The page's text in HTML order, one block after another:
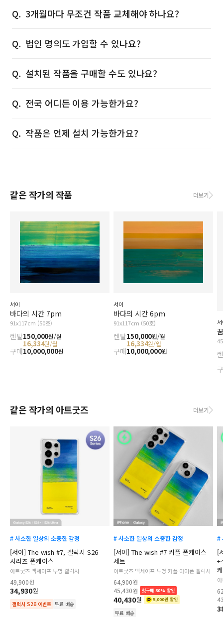
3개월마다 무조건 작품 교체해야 하나요?
법인 명의도 가입할 수 있나요?
설치된 작품을 구매할 수도 있나요?
전국 어디든 이용 가능한가요?
작품은 언제 설치 가능한가요?
같은 작가의 작품 더보기
서이
바다의 시간 7pm
91x117cm (50호)
렌탈150,000원/월
16,334원/월
구매10,000,000원
서이
바다의 시간 6pm
91x117cm (50호)
렌탈150,000원/월
16,334원/월
구매10,000,000원
같은 작가의 아트굿즈 더보기
# 사소한 일상의 소중한 감정
[서이] The wish #7, 갤럭시 S26
시리즈 폰케이스
아트굿즈 맥세이프 투명 갤럭시
49,900원
34,930원
갤럭시 S26 이벤트 무료 배송
# 사소한 일상의 소중한 감정
[서이] The wish #7 커플 폰케이스
세트
아트굿즈 맥세이프 투명 커플 아이폰 갤럭시
64,900원
45,430원 첫구매 30% 할인
40,430원 5,000원 할인
무료 배송
#
[
+